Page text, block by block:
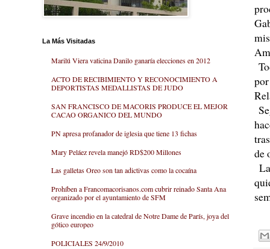
de
La Más Visitadas
Marilú Viera vaticina Danilo ganaría elecciones en 2012
ACTO DE RECIBIMIENTO Y RECONOCIMIENTO A
DEPORTISTAS MEDALLISTAS DE JUDO
SAN FRANCISCO DE MACORIS PRODUCE EL MEJOR
CACAO ORGANICO DEL MUNDO
PN apresa profanador de iglesia que tiene 13 fichas
Mary Peláez revela manejó RD$200 Millones
Las galletas Oreo son tan adictivas como la cocaína
Prohíben a Francomacorisanos.com cubrir reinado Santa Ana
organizado por el ayuntamiento de SFM
Grave incendio en la catedral de Notre Dame de París, joya del
gótico europeo
POLICIALES 24/9/2010